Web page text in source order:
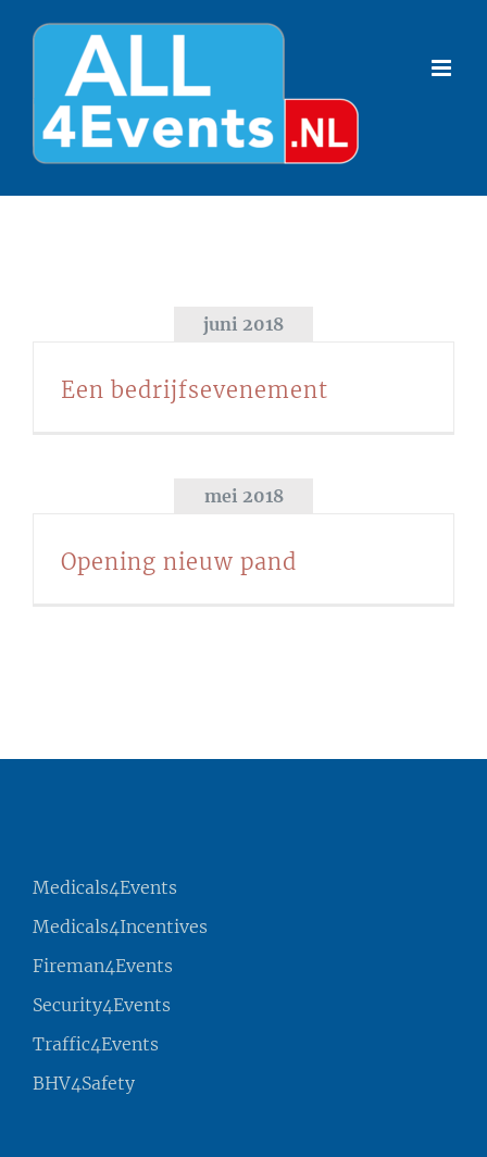
inhoud
juni 2018
Een bedrijfsevenement
mei 2018
Opening nieuw pand
Medicals4Events
Medicals4Incentives
Fireman4Events
Security4Events
Traffic4Events
BHV4Safety